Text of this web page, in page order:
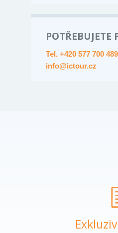
POTŘEBUJETE
Tel. +420 577 700 489
info@ictour.cz